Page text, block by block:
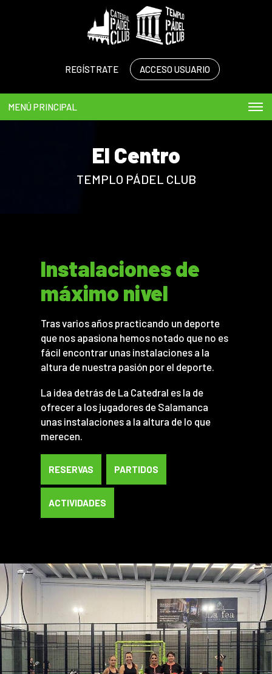
REGÍSTRATE ACCESO USUARIO
MENÚ PRINCIPAL
El Centro
TEMPLO PÁDEL CLUB
Instalaciones de
máximo nivel
Tras varios años practicando un deporte
que nos apasiona hemos notado que no es
fácil encontrar unas instalaciones a la
altura de nuestra pasión por el deporte.
La idea detrás de La Catedral es la de
ofrecer a los jugadores de Salamanca
unas instalaciones a la altura de lo que
merecen.
RESERVAS PARTIDOS
ACTIVIDADES